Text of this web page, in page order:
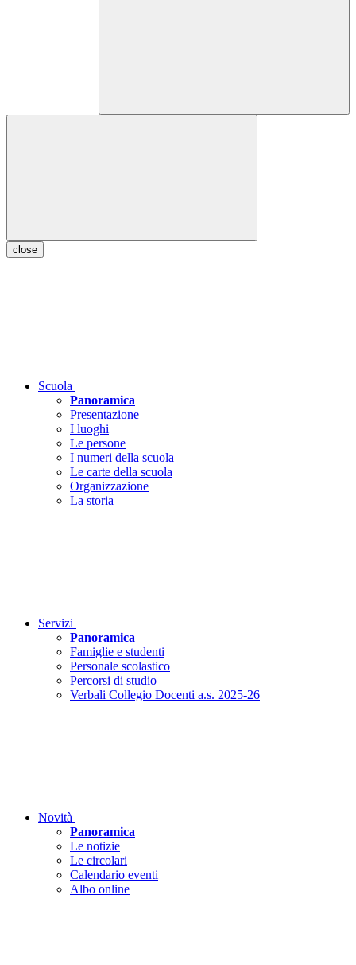
close
Scuola
Panoramica
Presentazione
I luoghi
Le persone
I numeri della scuola
Le carte della scuola
Organizzazione
La storia
Servizi
Panoramica
Famiglie e studenti
Personale scolastico
Percorsi di studio
Verbali Collegio Docenti a.s. 2025-26
Novità
Panoramica
Le notizie
Le circolari
Calendario eventi
Albo online